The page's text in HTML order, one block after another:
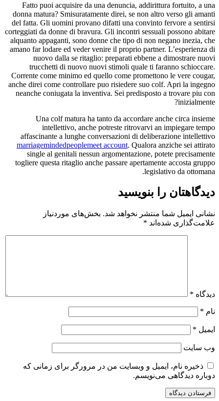
Fatto puoi acquisire da una denuncia, addirittura fortuito, a una
donna matura? Smisuratamente direi, se non altro verso gli amanti
del fatta. Gli uomini provano difatti una convinto fervore a sentirsi
corteggiati da donne di bravura. Gli incontri sessuali possono abitare
alquanto appaganti, sono donne che tipo di non negano inezia, che
amano far lodare ed veder venire il proprio partner. L’esperienza di
nuovo dalla se ritaglio: preparati ebbene a dimostrare nuovi
trucchetti di nuovo nuovi stimoli quale ti faranno schioccare.
Corrente come minimo ed quello come promettono le vere cougar,
anche direi come controllare puo risiedere suo colf. Apri la ingegno
neanche coniugata la inventiva. Sei predisposto a trovare piu con
inizialmente?
Una colf matura ha tanto da accordare anche circa insieme
intellettivo, anche potreste ritrovarvi an impiegare tempo
affascinante a lunghe conversazioni di deliberazione intellettivo
marriagemindedpeoplemeet account. Qualora anziche sei attirato
single al genitali nessun argomentazione, potete precisamente
togliere questa ritaglio anche passare apertamente accosta gruppo
legislativo da ottomana.
دیدگاهتان را بنویسید
نشانی ایمیل شما منتشر نخواهد شد. بخش‌های موردنیاز
علامت‌گذاری شده‌اند *
دیدگاه *
نام *
ایمیل *
وب‌ سایت
ذخیره نام، ایمیل و وبسایت من در مرورگر برای زمانی که
دوباره دیدگاهی می‌نویسم.